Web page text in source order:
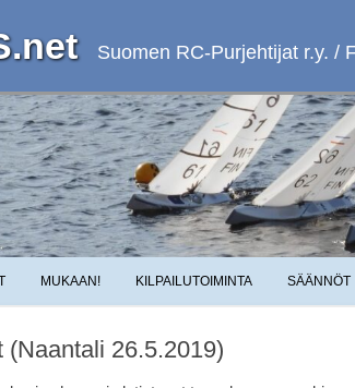
Suomen RC-Purjehtijat r.y. /
MUKAAN! KILPAILUTOIMINTA SÄÄNNÖT
26.5.2019)